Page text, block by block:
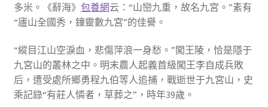
多米。《辭海》 包養網云：“山巒九重，故名九宮。”素有
“廬山全國秀，鐘靈數九宮”的佳譽。
“縱目江山空淚血，悲傷萍浪一身愁。”闖王陵，恰是隱于
九宮山的叢林之中。明末農人起義首級闖王李自成兵敗
后，遭受處所鄉勇程九伯等人追捕，戰逝世于九宮山，史
乘記錄“有莊人憐者，草葬之”，時年39歲。